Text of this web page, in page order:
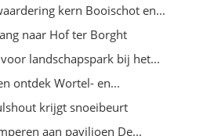
kern Booischot en...
naar Hof ter Borght
landschapspark bij het...
ontdek Wortel- en...
krijgt snoeibeurt
aan paviljoen De...